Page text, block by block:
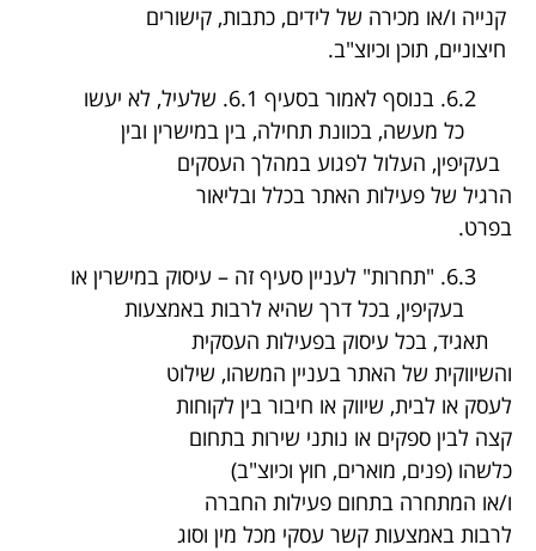
קנייה ו/או מכירה של לידים, כתבות, קישורים
חיצוניים, תוכן וכיוצ"ב.
6.2. בנוסף לאמור בסעיף 6.1. שלעיל, לא יעשו
כל מעשה, בכוונת תחילה, בין במישרין ובין
בעקיפין, העלול לפגוע במהלך העסקים
הרגיל של פעילות האתר בכלל ובליאור
בפרט.
6.3. "תחרות" לעניין סעיף זה – עיסוק במישרין או
בעקיפין, בכל דרך שהיא לרבות באמצעות
תאגיד, בכל עיסוק בפעילות העסקית
והשיווקית של האתר בעניין המשהו, שילוט
לעסק או לבית, שיווק או חיבור בין לקוחות
קצה לבין ספקים או נותני שירות בתחום
כלשהו (פנים, מוארים, חוץ וכיוצ"ב)
ו/או המתחרה בתחום פעילות החברה
לרבות באמצעות קשר עסקי מכל מין וסוג